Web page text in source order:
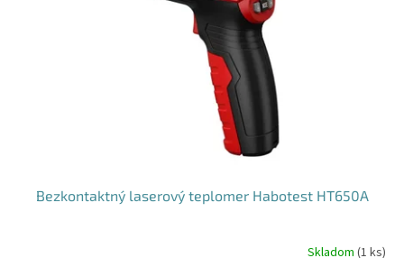
Bezkontaktný laserový teplomer Habotest HT650A
Skladom (1 ks)